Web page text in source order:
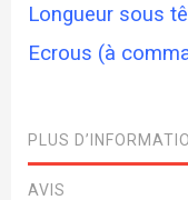
Longueur sous
Ecrous (à
PLUS
AVIS